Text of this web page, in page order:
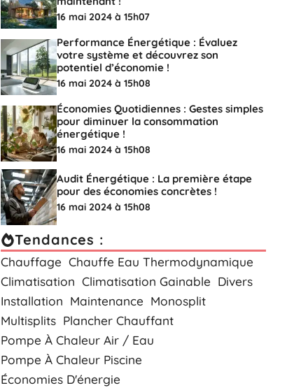
16 mai 2024 à 15h07
Performance Énergétique : Évaluez
votre système et découvrez son
potentiel d’économie !
16 mai 2024 à 15h08
Économies Quotidiennes : Gestes simples
pour diminuer la consommation
énergétique !
16 mai 2024 à 15h08
Audit Énergétique : La première étape
pour des économies concrètes !
16 mai 2024 à 15h08
Tendances :
Chauffage Chauffe Eau Thermodynamique
Climatisation Climatisation Gainable Divers
Installation Maintenance Monosplit
Multisplits Plancher Chauffant
Pompe À Chaleur Air / Eau
Pompe À Chaleur Piscine
Économies D'énergie